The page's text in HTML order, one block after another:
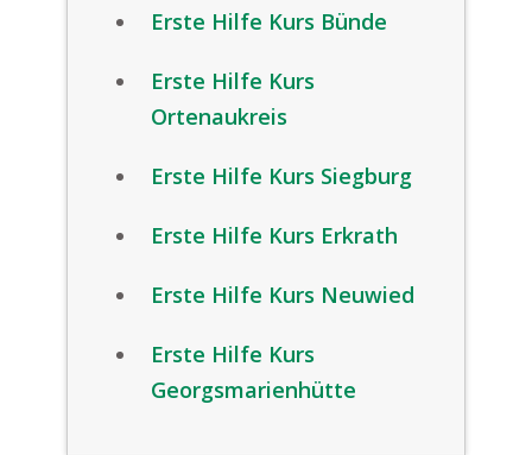
Erste Hilfe Kurs Bünde
Erste Hilfe Kurs
Ortenaukreis
Erste Hilfe Kurs Siegburg
Erste Hilfe Kurs Erkrath
Erste Hilfe Kurs Neuwied
Erste Hilfe Kurs
Georgsmarienhütte